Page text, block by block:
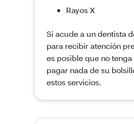
Rayos X
Si acude a un dentista
para recibir atención
es posible que no
pagar nada de su
estos servicios.